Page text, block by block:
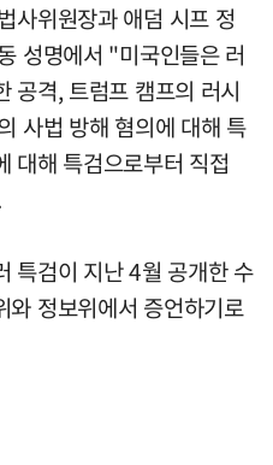
사위원장과 애덤 시프 정
성명에서 "미국인들은 러
공격, 트럼프 캠프의 러시
사법 방해 혐의에 대해 특
대해 특검으로부터 직접
특검이 지난 4월 공개한 수
와 정보위에서 증언하기로